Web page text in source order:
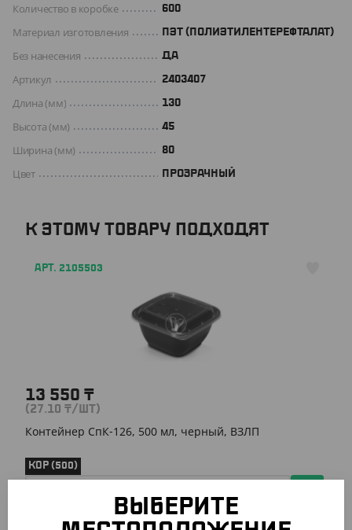
Количество в коробке 600
Материал изготовления ПЭТ (ПОЛИЭТИЛЕНТЕРЕФТАЛАТ)
Без нанесения ДА
Артикул 2403407
Длина (мм) 130
Высота (мм) 45
Ширина (мм) 80
Цвет ПРОЗРАЧНЫЙ
К ЭТОМУ ТОВАРУ ПОДХОДЯТ
АРТ. 2105503
13 550 ₸
(27.10 ₸/ШТ)
Контейнер СпК-126, 500 мл, черный, ВЗЛП
КОР (500)
ВЫБЕРИТЕ